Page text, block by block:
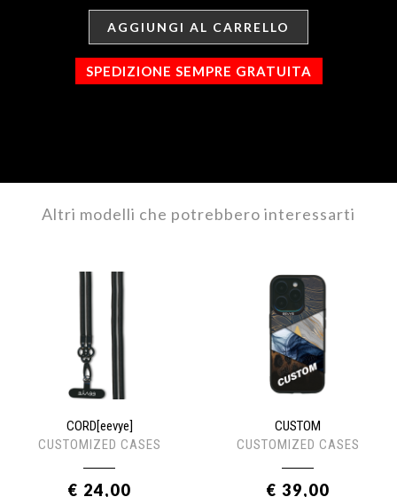
AGGIUNGI AL CARRELLO
SPEDIZIONE SEMPRE GRATUITA
Altri modelli che potrebbero interessarti
CORD[eevye]
CUSTOMIZED CASES
€ 24,00
CUSTOM
CUSTOMIZED CASES
€ 39,00